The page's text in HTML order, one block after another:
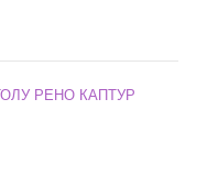
РЕНО КАПТУР